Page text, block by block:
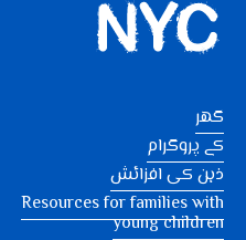
گھر
کے پروگرام
ذہن کی افزائش
Resources for families with
young children